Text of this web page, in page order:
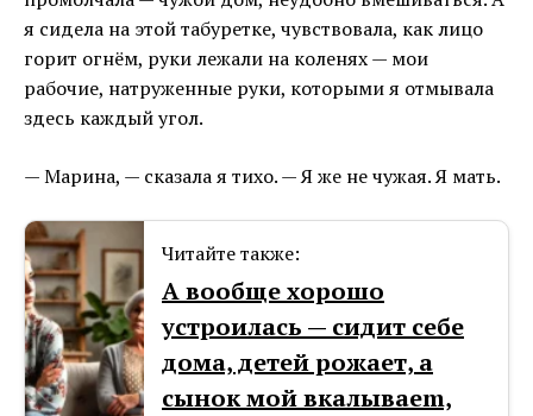
я сидела на этой табуретке, чувствовала, как лицо
горит огнём, руки лежали на коленях — мои
рабочие, натруженные руки, которыми я отмывала
здесь каждый угол.
— Марина, — сказала я тихо. — Я же не чужая. Я мать.
Читайте также:
А вообще хорошо
устроилась — сидит себе
дома, детей рожает, а
сынок мой вкалываеm,